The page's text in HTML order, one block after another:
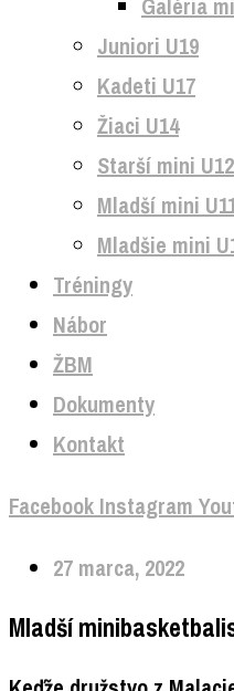
Galéria
Juniori U19
Kadeti U17
Žiaci U14
Starší mini U12
Mladší mini
Mladšie mini
Tréningy
Nábor
ŽBM
Dokumenty
Kontakt
Facebook Instagram
27 marca, 2022
Mladší